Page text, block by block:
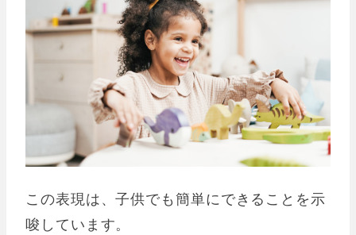
この表現は、子供でも簡単にできることを示
唆しています。